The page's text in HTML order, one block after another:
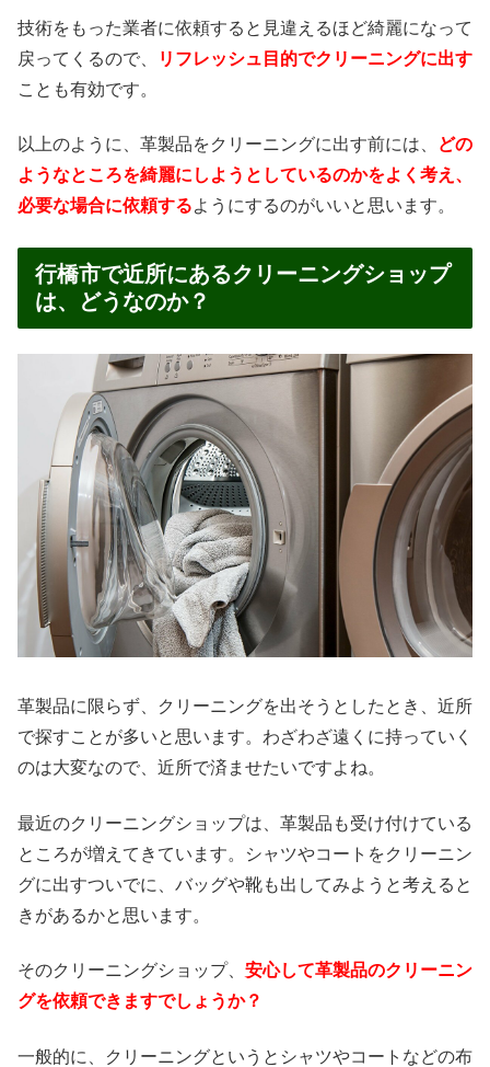
技術をもった業者に依頼すると見違えるほど綺麗になって
戻ってくるので、
リフレッシュ目的でクリーニングに出す
ことも有効です。
以上のように、革製品をクリーニングに出す前には、
どの
ようなところを綺麗にしようとしているのかをよく考え、
必要な場合に依頼するようにするのがいいと思います。
行橋市で近所にあるクリーニングショップ
は、どうなのか？
革製品に限らず、クリーニングを出そうとしたとき、近所
で探すことが多いと思います。わざわざ遠くに持っていく
のは大変なので、近所で済ませたいですよね。
最近のクリーニングショップは、革製品も受け付けている
ところが増えてきています。シャツやコートをクリーニン
グに出すついでに、バッグや靴も出してみようと考えると
きがあるかと思います。
そのクリーニングショップ、 安心して革製品のクリーニン
グを依頼できますでしょうか？
一般的に、クリーニングというとシャツやコートなどの布